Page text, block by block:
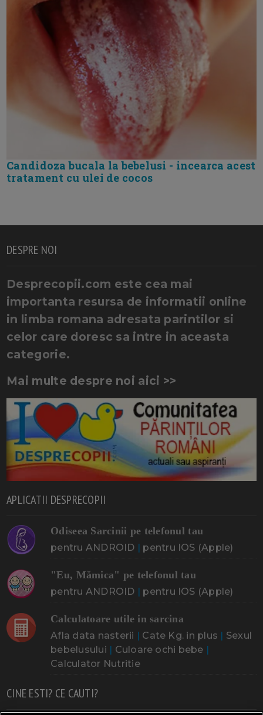
Candidoza bucala la bebelusi - incearca acest
tratament cu ulei de cocos
DESPRE NOI
Desprecopii.com este cea mai
importanta resursa de informatii online
in limba romana adresata parintilor si
celor care doresc sa intre in aceasta
categorie.
Mai multe despre noi aici >>
APLICATII DESPRECOPII
Odiseea Sarcinii pe telefonul tau
pentru ANDROID | pentru IOS (Apple)
"Eu, Mămica" pe telefonul tau
pentru ANDROID | pentru IOS (Apple)
Calculatoare utile in sarcina
Afla data nasterii | Cate Kg. in plus | Sexul
bebelusului | Culoare ochi bebe |
Calculator Nutritie
CINE ESTI? CE CAUTI?